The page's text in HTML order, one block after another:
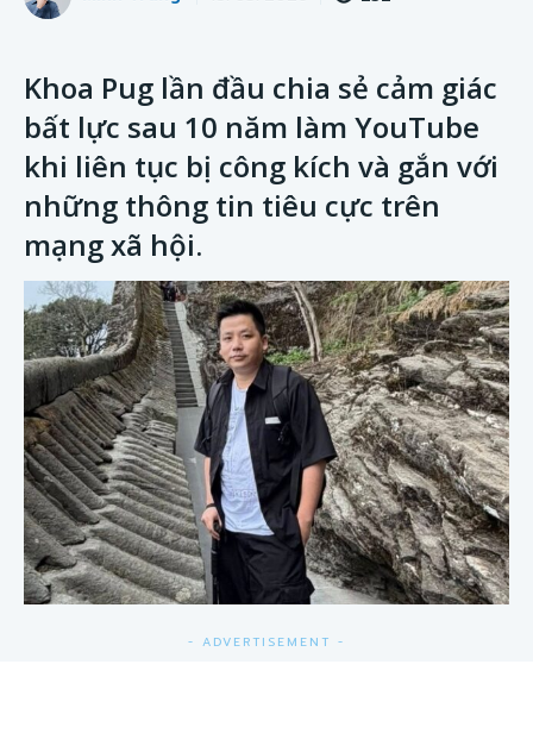
Khoa Pug lần đầu chia sẻ cảm giác
bất lực sau 10 năm làm YouTube
khi liên tục bị công kích và gắn với
những thông tin tiêu cực trên
mạng xã hội.
- ADVERTISEMENT -